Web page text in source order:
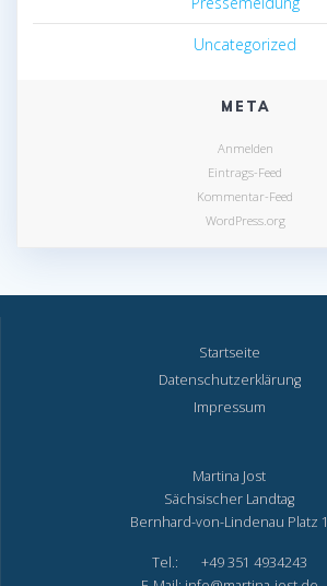
Uncategorized
META
Anmelden
Eintrags-Feed
Kommentar-Feed
WordPress.org
Startseite
Datenschutzerklärung
Impressum
Martina Jost
Sächsischer Landtag
Bernhard-von-Lindenau Platz 1
Tel.: +49 351 4934243